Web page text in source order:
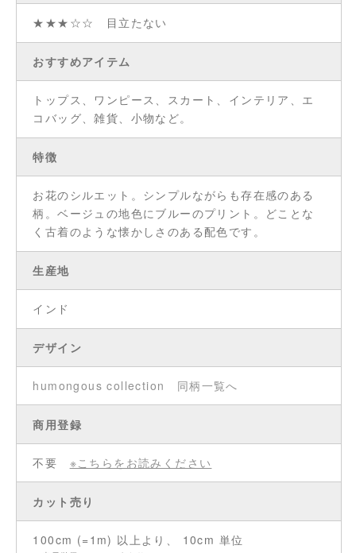
★★★☆☆ 目立たない
おすすめアイテム
トップス、ワンピース、スカート、インテリア、エ
コバッグ、雑貨、小物など。
特徴
お花のシルエット。シンプルながらも存在感のある
柄。ベージュの地色にブルーのプリント。どことな
く古着のような懐かしさのある配色です。
生産地
インド
デザイン
humongous collection 同柄一覧へ
商用登録
不要 ※こちらをお読みください
カット売り
100cm (=1m) 以上より、 10cm 単位